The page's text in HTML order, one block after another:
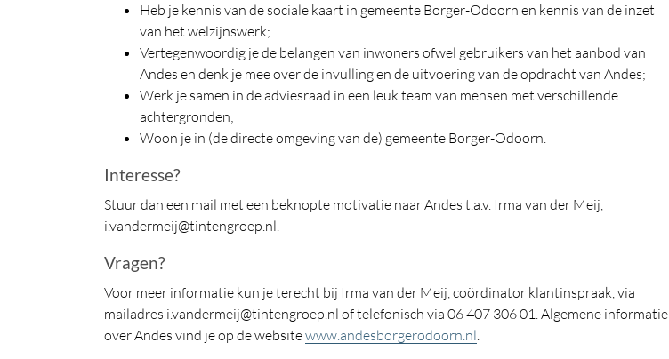
Heb je kennis van de sociale kaart in gemeente Borger-Odoorn en kennis van de inzet
van het welzijnswerk;
Vertegenwoordig je de belangen van inwoners ofwel gebruikers van het aanbod van
Andes en denk je mee over de invulling en de uitvoering van de opdracht van Andes;
Werk je samen in de adviesraad in een leuk team van mensen met verschillende
achtergronden;
Woon je in (de directe omgeving van de) gemeente Borger-Odoorn.
Interesse?
Stuur dan een mail met een beknopte motivatie naar Andes t.a.v. Irma van der Meij,
i.vandermeij@tintengroep.nl.
Vragen?
Voor meer informatie kun je terecht bij Irma van der Meij, coördinator klantinspraak, via
mailadres i.vandermeij@tintengroep.nl of telefonisch via 06 407 306 01. Algemene informatie
over Andes vind je op de websitewww.andesborgerodoorn.nl.